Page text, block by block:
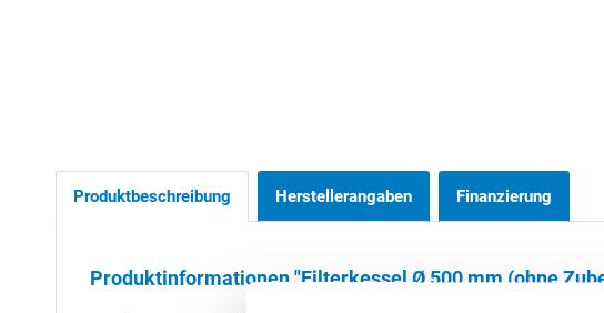
Produktbeschreibung Finanzierung
Herstellerangaben
Produktinformationen "Filterkessel Ø 500 mm (ohne